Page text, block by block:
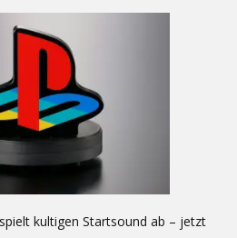
kultigen Startsound ab – jetzt